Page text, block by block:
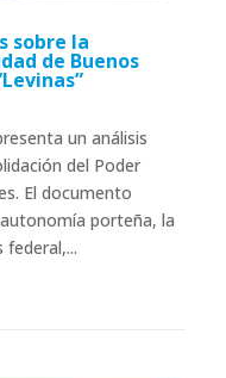
sobre la
de Buenos
un análisis
del Poder
El documento
porteña, la